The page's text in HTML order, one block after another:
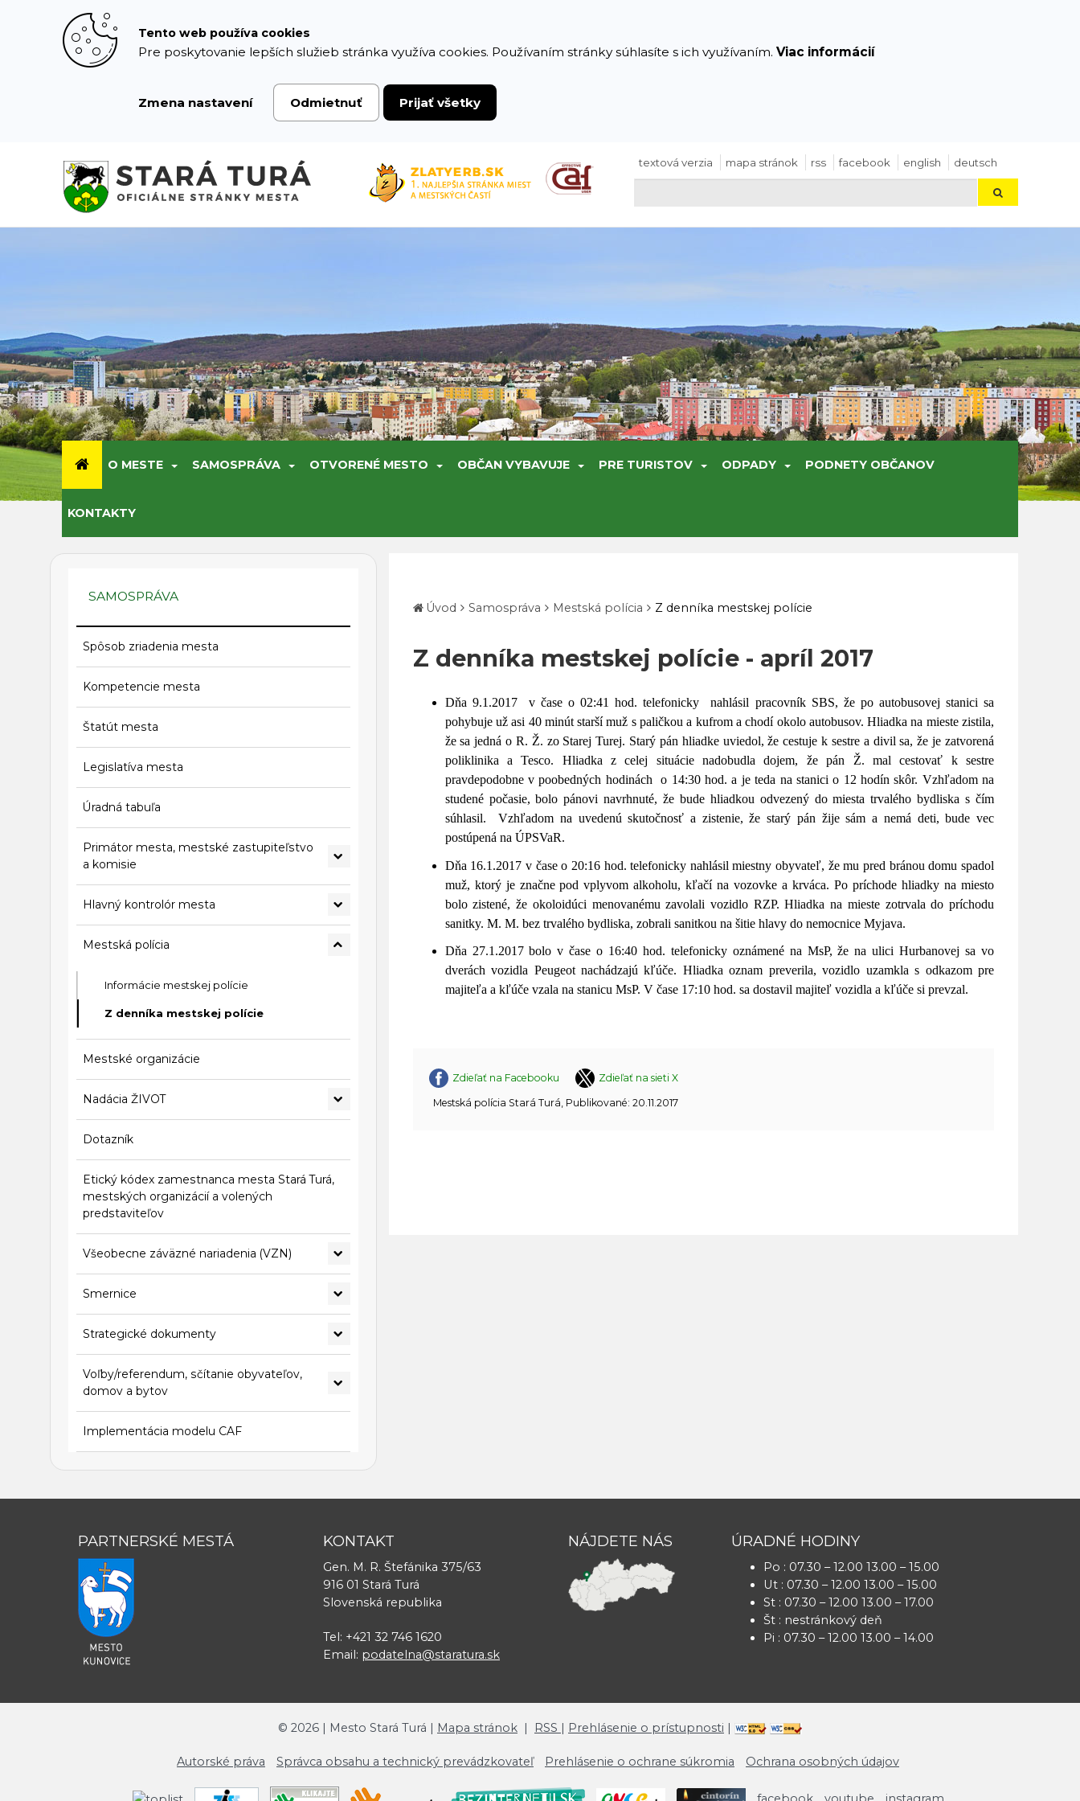
Tento web používa cookies
Pre poskytovanie lepších služieb stránka využíva cookies. Používaním stránky súhlasíte s ich využívaním. Viac informácií
Zmena nastavení Odmietnuť Prijať všetky
textová verzia mapa stránok rss facebook english deutsch
O MESTE SAMOSPRÁVA OTVORENÉ MESTO OBČAN VYBAVUJE PRE TURISTOV ODPADY PODNETY OBČANOV
KONTAKTY
SAMOSPRÁVA
Spôsob zriadenia mesta
Kompetencie mesta
Štatút mesta
Legislatíva mesta
Úradná tabuľa
Primátor mesta, mestské zastupiteľstvo
a komisie
Hlavný kontrolór mesta
Mestská polícia
Informácie mestskej polície
Z denníka mestskej polície
Mestské organizácie
Nadácia ŽIVOT
Dotazník
Etický kódex zamestnanca mesta Stará Turá,
mestských organizácií a volených
predstaviteľov
Všeobecne záväzné nariadenia (VZN)
Smernice
Strategické dokumenty
Voľby/referendum, sčítanie obyvateľov,
domov a bytov
Implementácia modelu CAF
Úvod Samospráva Mestská polícia Z denníka mestskej polície
Z denníka mestskej polície - apríl 2017
Dňa 9.1.2017 v čase o 02:41 hod. telefonicky nahlásil pracovník SBS, že po autobusovej stanici sa
pohybuje už asi 40 minút starší muž s paličkou a kufrom a chodí okolo autobusov. Hliadka na mieste zistila,
že sa jedná o R. Ž. zo Starej Turej. Starý pán hliadke uviedol, že cestuje k sestre a divil sa, že je zatvorená
poliklinika a Tesco. Hliadka z celej situácie nadobudla dojem, že pán Ž. mal cestovať k sestre
pravdepodobne v poobedných hodinách o 14:30 hod. a je teda na stanici o 12 hodín skôr. Vzhľadom na
studené počasie, bolo pánovi navrhnuté, že bude hliadkou odvezený do miesta trvalého bydliska s čím
súhlasil. Vzhľadom na uvedenú skutočnosť a zistenie, že starý pán žije sám a nemá deti, bude vec
postúpená na ÚPSVaR.
Dňa 16.1.2017 v čase o 20:16 hod. telefonicky nahlásil miestny obyvateľ, že mu pred bránou domu spadol
muž, ktorý je značne pod vplyvom alkoholu, kľačí na vozovke a krváca. Po príchode hliadky na miesto
bolo zistené, že okoloidúci menovanému zavolali vozidlo RZP. Hliadka na mieste zotrvala do príchodu
sanitky. M. M. bez trvalého bydliska, zobrali sanitkou na šitie hlavy do nemocnice Myjava.
Dňa 27.1.2017 bolo v čase o 16:40 hod. telefonicky oznámené na MsP, že na ulici Hurbanovej sa vo
dverách vozidla Peugeot nachádzajú kľúče. Hliadka oznam preverila, vozidlo uzamkla s odkazom pre
majiteľa a kľúče vzala na stanicu MsP. V čase 17:10 hod. sa dostavil majiteľ vozidla a kľúče si prevzal.
Zdieľať na Facebooku Zdieľať na sieti X
Mestská polícia Stará Turá, Publikované: 20.11.2017
PARTNERSKÉ MESTÁ KONTAKT
Gen. M. R. Štefánika 375/63
916 01 Stará Turá
Slovenská republika
Tel: +421 32 746 1620
Email: podatelna@staratura.sk
NÁJDETE NÁS ÚRADNÉ HODINY
Po : 07.30 – 12.00 13.00 – 15.00
Ut : 07.30 – 12.00 13.00 – 15.00
St : 07.30 – 12.00 13.00 – 17.00
Št : nestránkový deň
Pi : 07.30 – 12.00 13.00 – 14.00
© 2026 | Mesto Stará Turá | Mapa stránok | RSS | Prehlásenie o prístupnosti |
Autorské práva Správca obsahu a technický prevádzkovateľ Prehlásenie o ochrane súkromia Ochrana osobných údajov